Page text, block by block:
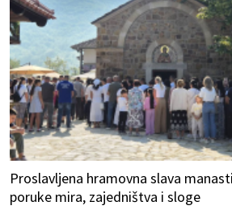
Proslavljena hramovna slava
poruke mira, zajedništva i sloge